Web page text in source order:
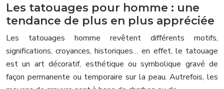
Les tatouages pour homme : une
tendance de plus en plus appréciée
Les tatouages homme revêtent différents motifs,
significations, croyances, historiques… en effet, le tatouage
est un art décoratif, esthétique ou symbolique gravé de
façon permanente ou temporaire sur la peau. Autrefois, les